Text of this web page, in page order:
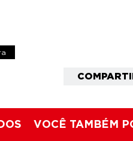
VOCÊ TAMBÉM